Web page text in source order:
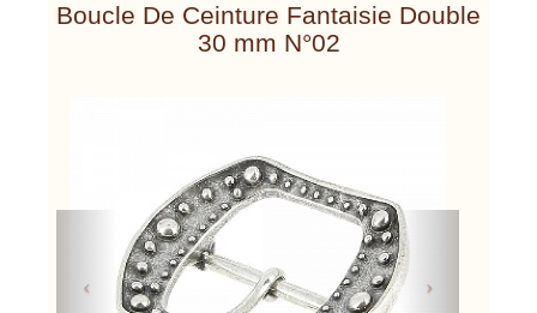
Boucle De Ceinture Fantaisie Double
30 mm N°02
Previous